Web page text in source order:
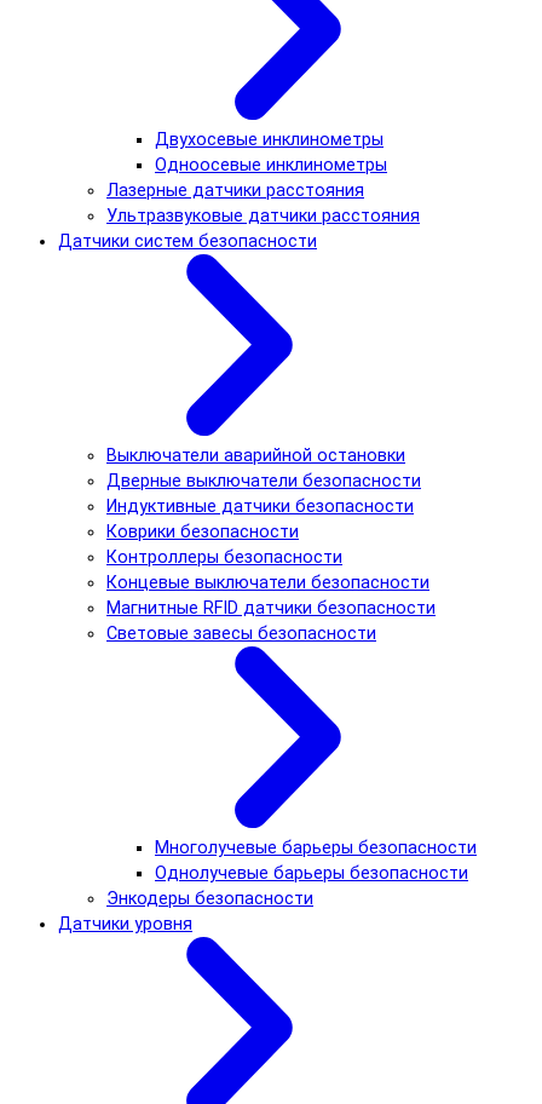
Двухосевые инклинометры
Одноосевые инклинометры
Лазерные датчики расстояния
Ультразвуковые датчики расстояния
Датчики систем безопасности
Выключатели аварийной остановки
Дверные выключатели безопасности
Индуктивные датчики безопасности
Коврики безопасности
Контроллеры безопасности
Концевые выключатели безопасности
Магнитные RFID датчики безопасности
Световые завесы безопасности
Многолучевые барьеры безопасности
Однолучевые барьеры безопасности
Энкодеры безопасности
Датчики уровня